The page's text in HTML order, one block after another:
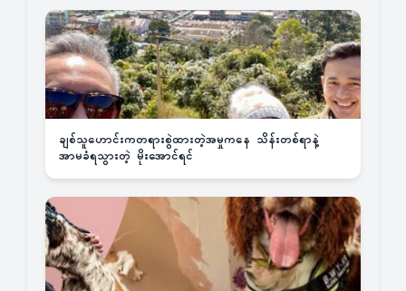
ချစ်သူဟောင်းကတရားစွဲထားတဲ့အမှုကနေ သိန်းတစ်ရာနဲ့
အာမခံရသွားတဲ့ မိုးအောင်ရင်